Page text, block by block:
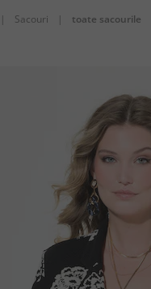
| Sacouri | toate sacourile